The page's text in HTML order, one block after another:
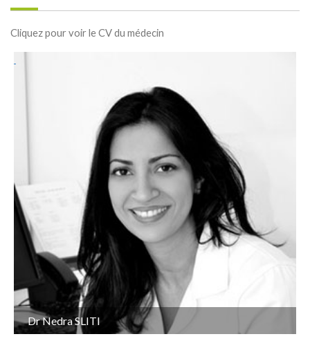
Cliquez pour voir le CV du médecin
Dr Nedra SLITI